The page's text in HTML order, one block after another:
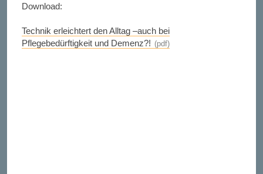
Download:
Technik erleichtert den Alltag –auch bei
Pflegebedürftigkeit und Demenz?!